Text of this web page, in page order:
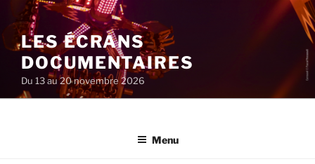
au
contenu
principal
LES ÉCRANS
DOCUMENTAIRES
Du 13 au 20 novembre 2026
Menu